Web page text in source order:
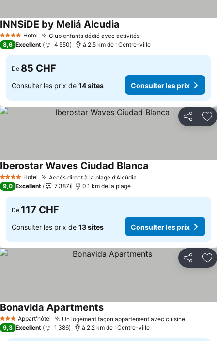
4 Étoiles Hotel Club enfants dédié avec activités
INNSiDE by Meliá Alcudia
8,6 Excellent 4 550 à 2.5 km de : Centre-ville
De 85 CHF
Consulter les prix de 14 sites Consulter les prix
Partager
4 Étoiles Hotel Accès direct à la plage d'Alcúdia
Iberostar Waves Ciudad Blanca
9,0 Excellent 7 387 0.1 km de la plage
De 117 CHF
Consulter les prix de 13 sites Consulter les prix
Partager
3 ÉtoilesAppart'hôtel Un logement façon appartement avec cuisine
Bonavida Apartments
9,3 Excellent 1 386 à 2.2 km de : Centre-ville